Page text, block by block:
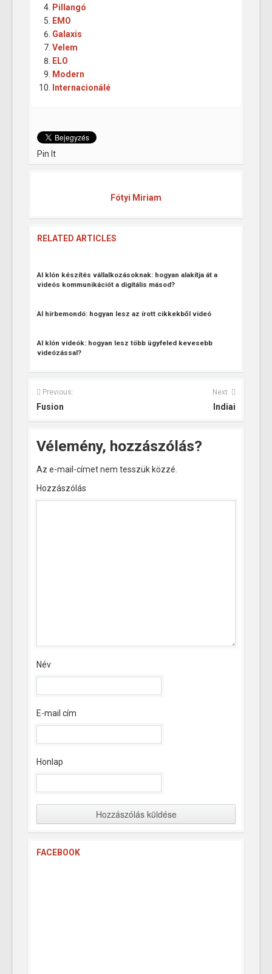
Pillangó
EMO
Galaxis
Velem
ELO
Modern
Internacionálé
Pin It
Fótyi Miriam
RELATED ARTICLES
AI klón készítés vállalkozásoknak: hogyan alakítja át a
videós kommunikációt a digitális másod?
AI hírbemondó: hogyan lesz az írott cikkekből videó
AI klón videók: hogyan lesz több ügyfeled kevesebb
videózással?
Previous:
Fusion
Next:
Indiai
Vélemény, hozzászólás?
Az e-mail-címet nem tesszük közzé.
Hozzászólás
Név
E-mail cím
Honlap
FACEBOOK